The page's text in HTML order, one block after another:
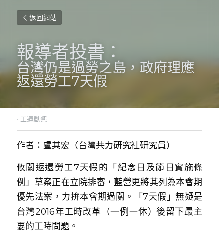
返回網站
報導者投書：
台灣仍是過勞之島，政府理應
返還勞工7天假
· 工運動態
作者：盧其宏（台灣共力研究社研究員）
攸關返還勞工7天假的「紀念日及節日實施條
例」草案正在立院排審，藍營更將其列為本會期
優先法案，力拚本會期過關。「7天假」無疑是
台灣2016年工時改革（一例一休）後留下最主
要的工時問題。